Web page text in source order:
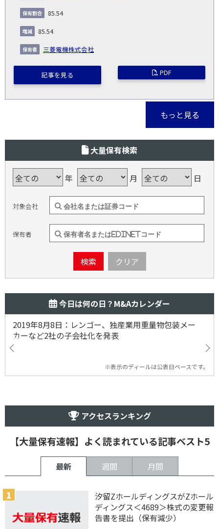
85.54
85.54
三菱電機株式会社
記事を見る PDF
もっと見る
大量保有検索
年 月 日
対象会社
保有者
検索 クリア
今日は何の日？M&Aカレンダー
2019年8月8日：レンゴー、独産業用重量物包装メー
カーなど2社の子会社化を発表
※表示のディールは公表日ベースです。
アクセスランキング
【大量保有速報】よく読まれている記事ベスト5
最新 週間 月間
汐留ZホールディングスがZホール
ディングス＜4689＞株式の変更報
告書を提出（保有減少）